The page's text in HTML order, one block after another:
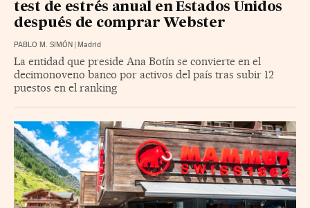
test de estrés anual en Estados Unidos
después de comprar Webster
PABLO M. SIMÓN Madrid
La entidad que preside Ana Botín se convierte en el
decimonoveno banco por activos del país tras subir 12
puestos en el ranking